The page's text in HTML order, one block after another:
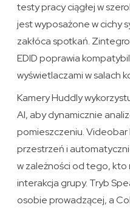
testy pracy ciągłej w
jest wyposażone w cichy
zakłóca spotkań.
EDID poprawia
wyświetlaczami w salach
Kamery Huddly
AI, aby dynamicznie
pomieszczeniu. Videobar
przestrzeń i
w zależności od tego,
interakcja grupy. Tryb
osobie prowadzącej, a